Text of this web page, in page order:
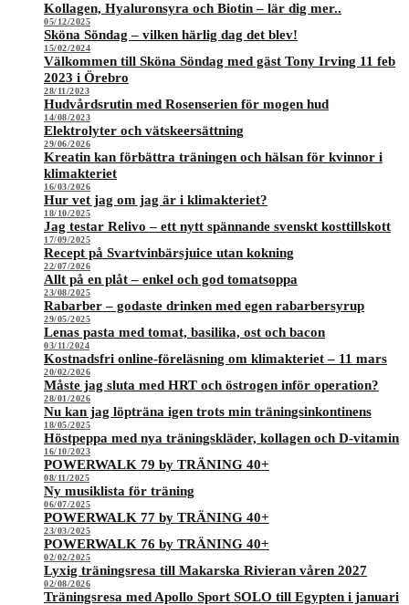
Kollagen, Hyaluronsyra och Biotin – lär dig mer..
05/12/2025
Sköna Söndag – vilken härlig dag det blev!
15/02/2024
Välkommen till Sköna Söndag med gäst Tony Irving 11 feb
2023 i Örebro
28/11/2023
Hudvårdsrutin med Rosenserien för mogen hud
14/08/2023
Elektrolyter och vätskeersättning
29/06/2026
Kreatin kan förbättra träningen och hälsan för kvinnor i
klimakteriet
16/03/2026
Hur vet jag om jag är i klimakteriet?
18/10/2025
Jag testar Relivo – ett nytt spännande svenskt kosttillskott
17/09/2025
Recept på Svartvinbärsjuice utan kokning
22/07/2026
Allt på en plåt – enkel och god tomatsoppa
23/08/2025
Rabarber – godaste drinken med egen rabarbersyrup
29/05/2025
Lenas pasta med tomat, basilika, ost och bacon
03/11/2024
Kostnadsfri online-föreläsning om klimakteriet – 11 mars
20/02/2026
Måste jag sluta med HRT och östrogen inför operation?
28/01/2026
Nu kan jag löpträna igen trots min träningsinkontinens
18/05/2025
Höstpeppa med nya träningskläder, kollagen och D-vitamin
16/10/2023
POWERWALK 79 by TRÄNING 40+
08/11/2025
Ny musiklista för träning
06/07/2025
POWERWALK 77 by TRÄNING 40+
23/03/2025
POWERWALK 76 by TRÄNING 40+
02/02/2025
Lyxig träningsresa till Makarska Rivieran våren 2027
02/08/2026
Träningsresa med Apollo Sport SOLO till Egypten i januari